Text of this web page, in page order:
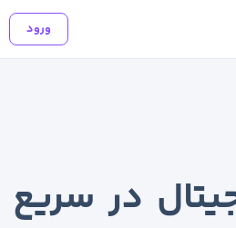
ورود
در سریع